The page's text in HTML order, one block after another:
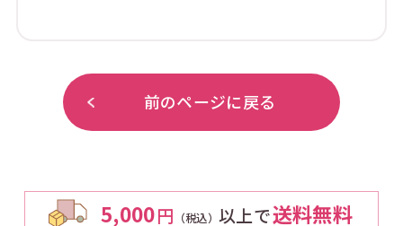
前のページに戻る
5,000円 （税込） 以上で送料無料